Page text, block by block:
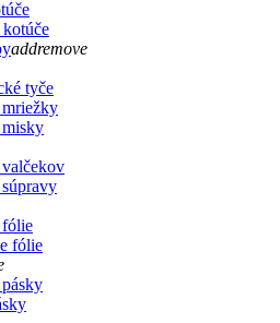
addremove
tyče
fólie